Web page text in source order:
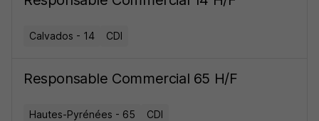
Calvados - 14 CDI
Responsable Commercial 65 H/F
Hautes-Pyrénées - 65 CDI